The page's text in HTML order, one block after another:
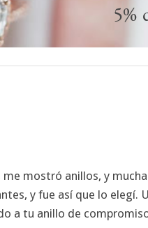
5%
mostró anillos, y
y fue así que lo elegí.
a tu anillo de